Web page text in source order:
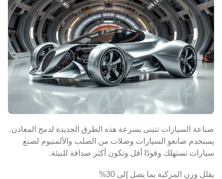
صناعة السيارات تتبنى بسرعة هذه الطرق الجديدة لدمج المعادن.
يستخدم صانعو السيارات وصلات من الصلب والألمنيوم لصنع
سيارات تستهلك وقودًا أقل وتكون أكثر صداقة للبيئة.
يقلل وزن المركبة بما يصل إلى 30%